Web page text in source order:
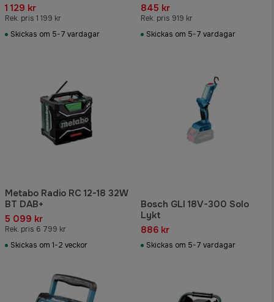
1 129 kr
Rek. pris 1 199 kr
Skickas om 5-7 vardagar
845 kr
Rek. pris 919 kr
Skickas om 5-7 vardagar
Metabo Radio RC 12-18 32W
BT DAB+
5 099 kr
Rek. pris 6 799 kr
Skickas om 1-2 veckor
Bosch GLI 18V-300 Solo
Lykt
886 kr
Skickas om 5-7 vardagar